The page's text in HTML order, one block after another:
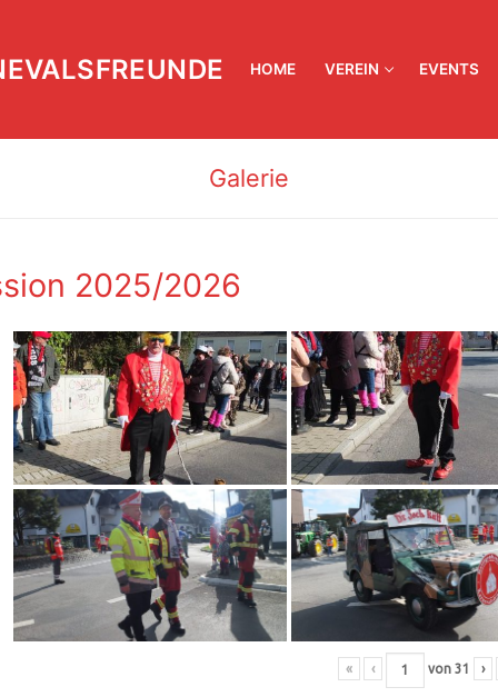
HOME VEREIN EVENTS
Galerie
2025/2026
« ‹ von 31 ›